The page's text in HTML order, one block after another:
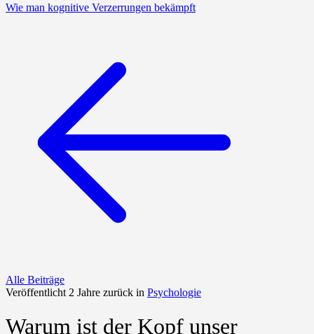
Wie man kognitive Verzerrungen bekämpft
Alle Beiträge
Veröffentlicht 2 Jahre zurück in Psychologie
Warum ist der Kopf unser